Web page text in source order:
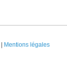
Mentions légales